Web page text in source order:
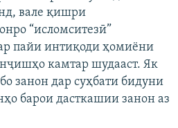
вале қишри
“исломситезӣ”
пайи интиқоди ҳомиёни
камтар шудааст. Як
занон дар суҳбати бидуни
барои дасткашии занон аз